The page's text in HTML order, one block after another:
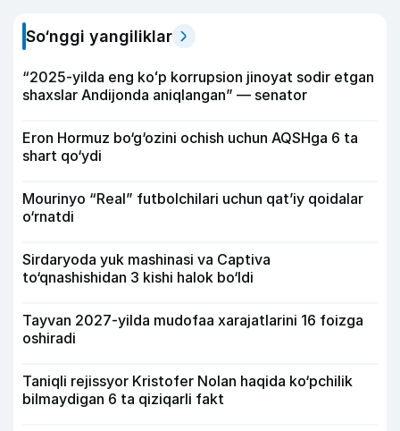
So‘nggi yangiliklar
“2025-yilda eng koʻp korrupsion jinoyat sodir etgan
shaxslar Andijonda aniqlangan” — senator
Eron Hormuz bo‘g‘ozini ochish uchun AQSHga 6 ta
shart qo‘ydi
Mourinyo “Real” futbolchilari uchun qat’iy qoidalar
o‘rnatdi
Sirdaryoda yuk mashinasi va Captiva
to‘qnashishidan 3 kishi halok bo‘ldi
Tayvan 2027-yilda mudofaa xarajatlarini 16 foizga
oshiradi
Taniqli rejissyor Kristofer Nolan haqida ko‘pchilik
bilmaydigan 6 ta qiziqarli fakt